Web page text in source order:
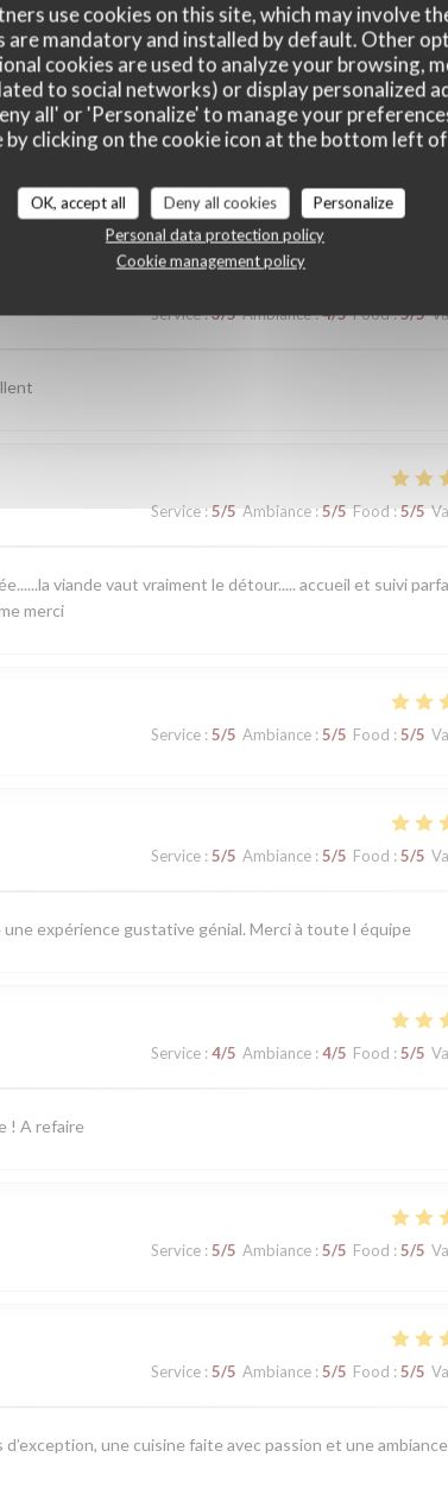
use cookies on this site, which may involve
are mandatory and installed by default. Other
cookies are used to analyze your browsing,
to social networks) or display personalized
all' or 'Personalize' to manage your
by clicking on the cookie icon at the bottom left
OK, accept all Deny all cookies
Personalize
Personal data protection policy
Cookie management policy
ratings
Service:3/5 Ambiance:4/5 Food:5/5
Service : 5/5 Ambiance : 5/5 Food : 5/5
viande vaut vraiment le détour..... accueil et suivi
merci
Service : 5/5 Ambiance : 5/5 Food : 5/5
Service : 5/5 Ambiance : 5/5 Food : 5/5
expérience gustative génial. Merci à toute l équipe
Service : 4/5 Ambiance : 4/5 Food : 5/5
! A refaire
Service : 5/5 Ambiance : 5/5 Food : 5/5
Service : 5/5 Ambiance : 5/5 Food : 5/5
une cuisine faite avec passion et une